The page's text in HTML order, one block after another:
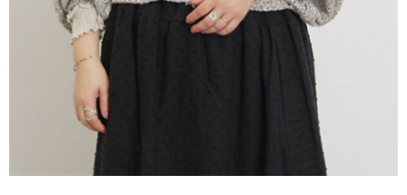
https://aftee.tw/terms/#terms3
３．未成年的使用者請事先徵得法定代理人或監護人之同意方可使用
「AFTEE先享後付」，若未經同意申辦者引起之損失，本公司不負相關責
４．使用「AFTEE先享後付」時，將依據個別帳號之用戶狀況，依本公司即
時審查核予不同之上限額度；若仍有額度不足之情形，本公司將視審查結果
請求用戶進行身份認證。
５．嚴禁一人註冊多個帳號或使用他人資訊註冊。若發現惡意使用之情形，
恩沛科技股份有限公司將有權停止該用戶之使用額度並採取法律行動。
每筆NT$60，滿NT$888(含以上)免運費
每筆NT$90，滿NT$888(含以上)免運費